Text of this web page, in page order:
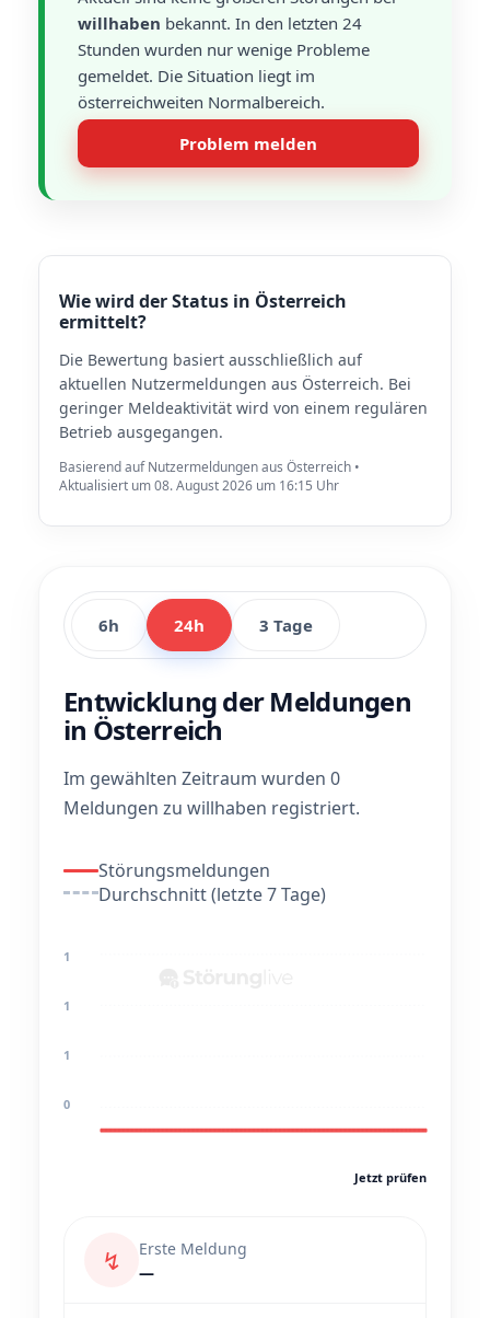
willhaben bekannt. In den letzten 24
Stunden wurden nur wenige Probleme
gemeldet. Die Situation liegt im
österreichweiten Normalbereich.
Problem melden
Wie wird der Status in Österreich
ermittelt?
Die Bewertung basiert ausschließlich auf
aktuellen Nutzermeldungen aus Österreich. Bei
geringer Meldeaktivität wird von einem regulären
Betrieb ausgegangen.
Basierend auf Nutzermeldungen aus Österreich •
Aktualisiert um 08. August 2026 um 16:15 Uhr
6h 24h 3 Tage
Entwicklung der Meldungen
in Österreich
Im gewählten Zeitraum wurden 0
Meldungen zu willhaben registriert.
Störungsmeldungen
Durchschnitt (letzte 7 Tage)
1
1
1
0
Jetzt prüfen
↯
Erste Meldung
—